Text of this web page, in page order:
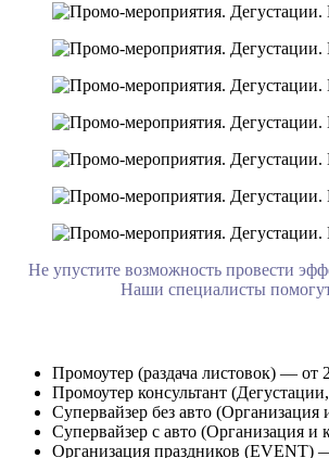
Не упустите возможность провести
Наши специалисты
Промоутер (раздача листовок) — от
Промоутер консультант
Супервайзер без авто
Супервайзер с авто (Организация и
Организация праздников (EVENT)